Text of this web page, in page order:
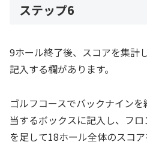
ステップ6
9ホール終了後、スコアを集計
記入する欄があります。
ゴルフコースでバックナイン
当するボックスに記入し、フ
を足して18ホール全体のスコ